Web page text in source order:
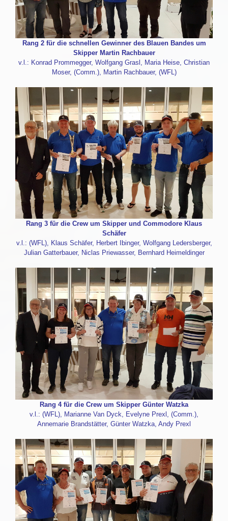
Rang 2 für die schnellen Gewinner des Blauen Bandes um
Skipper Martin Rachbauer
v.l.: Konrad Prommegger, Wolfgang Grasl, Maria Heise, Christian
Moser, (Comm.), Martin Rachbauer, (WFL)
Rang 3 für die Crew um Skipper und Commodore Klaus
Schäfer
v.l.: (WFL), Klaus Schäfer, Herbert Ibinger, Wolfgang Ledersberger,
Julian Gatterbauer, Niclas Priewasser, Bernhard Heimeldinger
Rang 4 für die Crew um Skipper Günter Watzka
v.l.: (WFL), Marianne Van Dyck, Evelyne Prexl, (Comm.),
Annemarie Brandstätter, Günter Watzka, Andy Prexl